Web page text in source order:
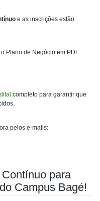
e as inscrições estão
Plano de Negócio em PDF
completo para garantir que
pelos e-mails:
para
Campus Bagé!